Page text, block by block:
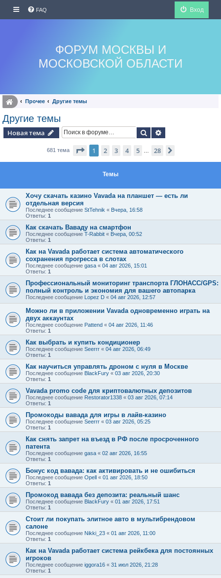
FAQ Вход
ФОРУМ МОСКВЫ И
МОСКОВСКОЙ ОБЛАСТИ
Прочее Другие темы
Другие темы
Новая тема Поиск
681 тема Страница из 28
1 2 3 4 5 28
Темы
Хочу скачать казино Vavada на планшет — есть ли
отдельная версия
Последнее сообщение StTehnik « Вчера, 16:58
Ответы: 1
Как скачать Ваваду на смартфон
Последнее сообщение T-Rabbit « Вчера, 00:52
Ответы: 1
Как на Vavada работает система автоматического
сохранения прогресса в слотах
Последнее сообщение gasa « 04 авг 2026, 15:01
Ответы: 1
Профессиональный мониторинг транспорта ГЛОНАСС/GPS:
полный контроль и экономия для вашего автопарка
Последнее сообщение Lopez D « 04 авг 2026, 12:57
Можно ли в приложении Vavada одновременно играть на
двух аккаунтах
Последнее сообщение Pattend « 04 авг 2026, 11:46
Ответы: 1
Как выбрать и купить кондиционер
Последнее сообщение Seerrr « 04 авг 2026, 06:49
Ответы: 1
Как научиться управлять дроном с нуля в Москве
Последнее сообщение BlackFury « 03 авг 2026, 20:30
Ответы: 1
Vavada promo code для криптовалютных депозитов
Последнее сообщение Restorator1338 « 03 авг 2026, 07:14
Ответы: 1
Промокоды вавада для игры в лайв-казино
Последнее сообщение Seerrr « 03 авг 2026, 05:25
Ответы: 1
Как снять запрет на въезд в РФ после просроченного
патента
Последнее сообщение gasa « 02 авг 2026, 16:55
Ответы: 1
Бонус код вавада: как активировать и не ошибиться
Последнее сообщение Opell « 01 авг 2026, 18:50
Ответы: 1
Промокод вавада без депозита: реальный шанс
Последнее сообщение BlackFury « 01 авг 2026, 17:51
Ответы: 1
Стоит ли покупать элитное авто в мультибрендовом
салоне
Последнее сообщение Nikki_23 « 01 авг 2026, 11:00
Ответы: 1
Как на Vavada работает система рейкбека для постоянных
игроков
Последнее сообщение iggora16 « 31 июл 2026, 21:28
Ответы: 1